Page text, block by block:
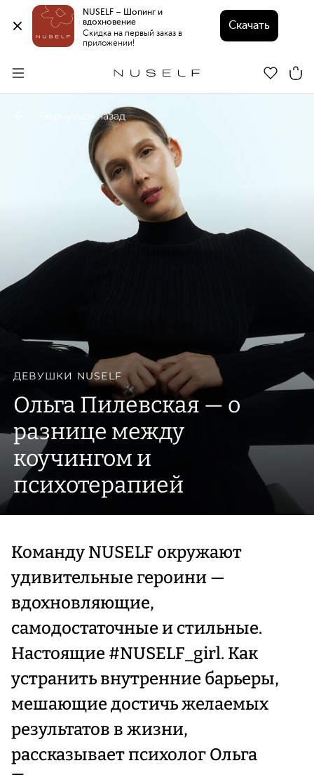
NUSELF – Шопинг и
вдохновение
Скидка на первый заказ в
приложении!
Скачать
Вернуться назад
ДЕВУШКИ NUSELF
Ольга Пилевская — о
разнице между
коучингом и
психотерапией
Команду NUSELF окружают
удивительные героини —
вдохновляющие,
самодостаточные и стильные.
Настоящие #NUSELF_girl. Как
устранить внутренние барьеры,
мешающие достичь желаемых
результатов в жизни,
рассказывает психолог Ольга